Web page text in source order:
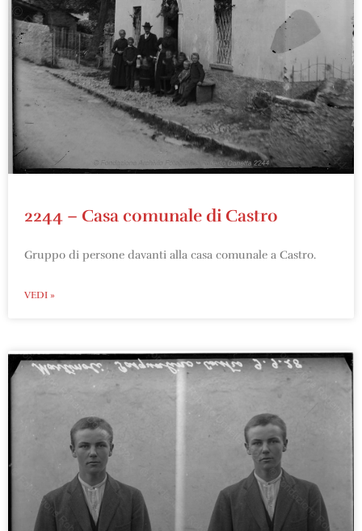
2244 – Casa comunale di Castro
Gruppo di persone davanti alla casa comunale a Castro.
VEDI »